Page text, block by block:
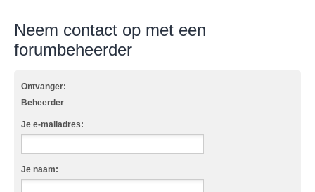
Neem contact op met een
forumbeheerder
Ontvanger:
Beheerder
Je e-mailadres:
Je naam: